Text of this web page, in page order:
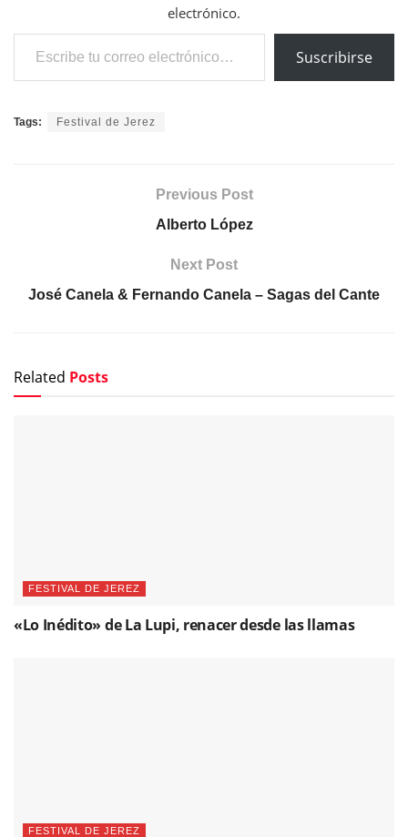
electrónico.
Escribe tu correo electrónico…
Suscribirse
Tags: Festival de Jerez
Previous Post
Alberto López
Next Post
José Canela & Fernando Canela – Sagas del Cante
Related Posts
FESTIVAL DE JEREZ
«Lo Inédito» de La Lupi, renacer desde las llamas
FESTIVAL DE JEREZ